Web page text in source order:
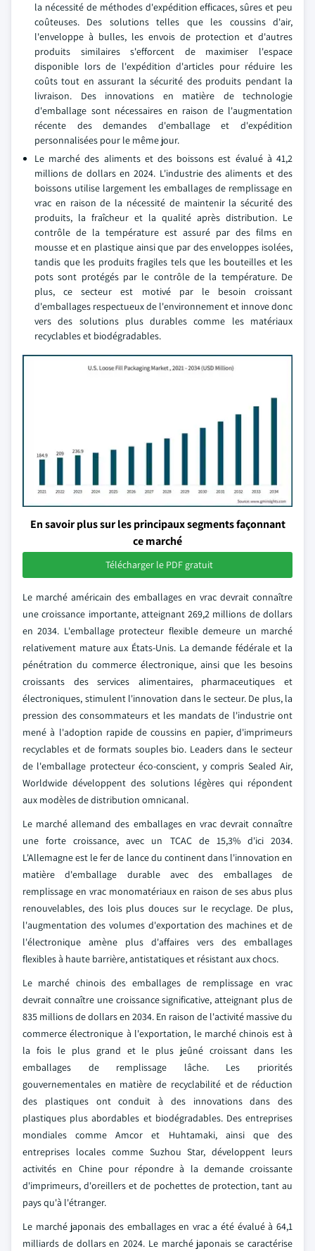
la nécessité de méthodes d'expédition efficaces, sûres et peu
coûteuses. Des solutions telles que les coussins d'air,
l'enveloppe à bulles, les envois de protection et d'autres
produits similaires s'efforcent de maximiser l'espace
disponible lors de l'expédition d'articles pour réduire les
coûts tout en assurant la sécurité des produits pendant la
livraison. Des innovations en matière de technologie
d'emballage sont nécessaires en raison de l'augmentation
récente des demandes d'emballage et d'expédition
personnalisées pour le même jour.
Le marché des aliments et des boissons est évalué à 41,2
millions de dollars en 2024. L'industrie des aliments et des
boissons utilise largement les emballages de remplissage en
vrac en raison de la nécessité de maintenir la sécurité des
produits, la fraîcheur et la qualité après distribution. Le
contrôle de la température est assuré par des films en
mousse et en plastique ainsi que par des enveloppes isolées,
tandis que les produits fragiles tels que les bouteilles et les
pots sont protégés par le contrôle de la température. De
plus, ce secteur est motivé par le besoin croissant
d'emballages respectueux de l'environnement et innove donc
vers des solutions plus durables comme les matériaux
recyclables et biodégradables.
En savoir plus sur les principaux segments façonnant
ce marché
Télécharger le PDF gratuit
Le marché américain des emballages en vrac devrait connaître
une croissance importante, atteignant 269,2 millions de dollars
en 2034. L'emballage protecteur flexible demeure un marché
relativement mature aux États-Unis. La demande fédérale et la
pénétration du commerce électronique, ainsi que les besoins
croissants des services alimentaires, pharmaceutiques et
électroniques, stimulent l'innovation dans le secteur. De plus, la
pression des consommateurs et les mandats de l'industrie ont
mené à l'adoption rapide de coussins en papier, d'imprimeurs
recyclables et de formats souples bio. Leaders dans le secteur
de l'emballage protecteur éco-conscient, y compris Sealed Air,
Worldwide développent des solutions légères qui répondent
aux modèles de distribution omnicanal.
Le marché allemand des emballages en vrac devrait connaître
une forte croissance, avec un TCAC de 15,3% d'ici 2034.
L'Allemagne est le fer de lance du continent dans l'innovation en
matière d'emballage durable avec des emballages de
remplissage en vrac monomatériaux en raison de ses abus plus
renouvelables, des lois plus douces sur le recyclage. De plus,
l'augmentation des volumes d'exportation des machines et de
l'électronique amène plus d'affaires vers des emballages
flexibles à haute barrière, antistatiques et résistant aux chocs.
Le marché chinois des emballages de remplissage en vrac
devrait connaître une croissance significative, atteignant plus de
835 millions de dollars en 2034. En raison de l'activité massive du
commerce électronique à l'exportation, le marché chinois est à
la fois le plus grand et le plus jeûné croissant dans les
emballages de remplissage lâche. Les priorités
gouvernementales en matière de recyclabilité et de réduction
des plastiques ont conduit à des innovations dans des
plastiques plus abordables et biodégradables. Des entreprises
mondiales comme Amcor et Huhtamaki, ainsi que des
entreprises locales comme Suzhou Star, développent leurs
activités en Chine pour répondre à la demande croissante
d'imprimeurs, d'oreillers et de pochettes de protection, tant au
pays qu'à l'étranger.
Le marché japonais des emballages en vrac a été évalué à 64,1
milliards de dollars en 2024. Le marché japonais se caractérise